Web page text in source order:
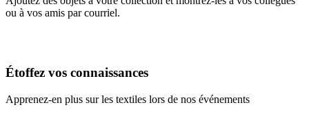
ou à vos amis par courriel.
Étoffez vos connaissances
Apprenez-en plus sur les textiles lors de nos événements